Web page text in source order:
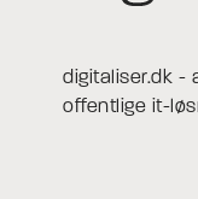
digitaliser.dk -
offentlige it-